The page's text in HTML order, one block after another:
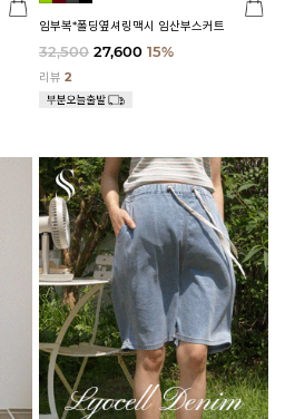
임부복*폴딩옆셔링맥시 임산부스커트
32,500 27,600 15%
리뷰 2